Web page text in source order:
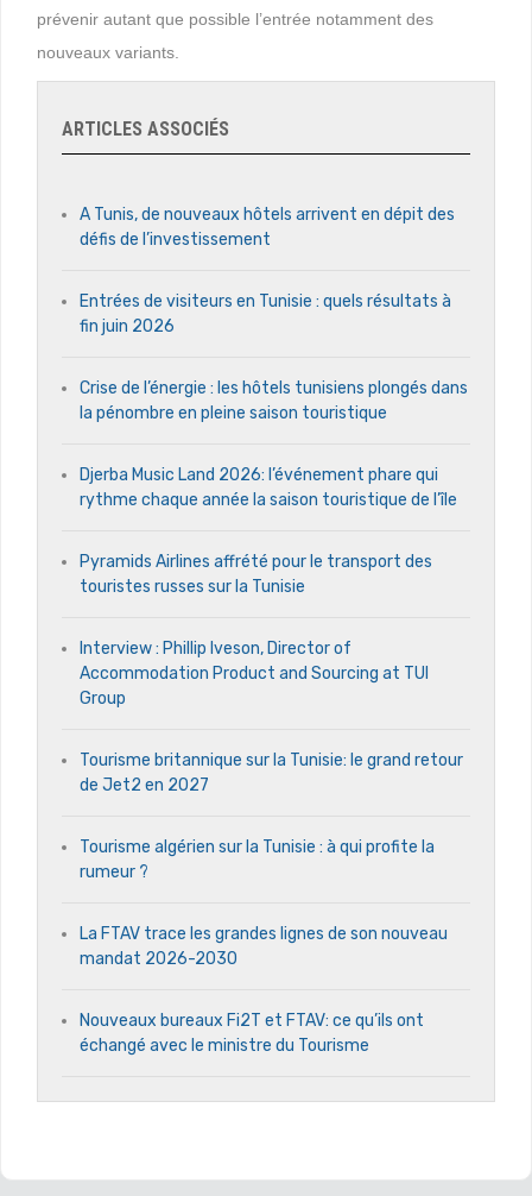
prévenir autant que possible l’entrée notamment des
nouveaux variants.
ARTICLES ASSOCIÉS
A Tunis, de nouveaux hôtels arrivent en dépit des
défis de l’investissement
Entrées de visiteurs en Tunisie : quels résultats à
fin juin 2026
Crise de l’énergie : les hôtels tunisiens plongés dans
la pénombre en pleine saison touristique
Djerba Music Land 2026: l’événement phare qui
rythme chaque année la saison touristique de l’île
Pyramids Airlines affrété pour le transport des
touristes russes sur la Tunisie
Interview : Phillip Iveson, Director of
Accommodation Product and Sourcing at TUI
Group
Tourisme britannique sur la Tunisie: le grand retour
de Jet2 en 2027
Tourisme algérien sur la Tunisie : à qui profite la
rumeur ?
La FTAV trace les grandes lignes de son nouveau
mandat 2026-2030
Nouveaux bureaux Fi2T et FTAV: ce qu’ils ont
échangé avec le ministre du Tourisme